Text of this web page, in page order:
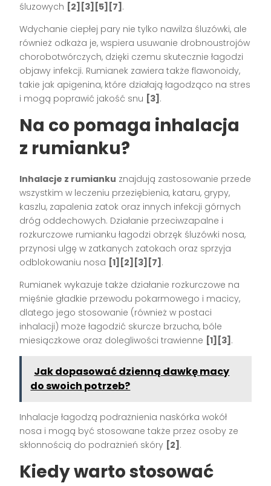
śluzowych [2][3][5][7] .
Wdychanie ciepłej pary nie tylko nawilża śluzówki, ale
również odkaża je, wspiera usuwanie drobnoustrojów
chorobotwórczych, dzięki czemu skutecznie łagodzi
objawy infekcji. Rumianek zawiera także flawonoidy,
takie jak apigenina, które działają łagodząco na stres
i mogą poprawić jakość snu [3] .
Na co pomaga inhalacja
z rumianku?
Inhalacje z rumianku znajdują zastosowanie przede
wszystkim w leczeniu przeziębienia, kataru, grypy,
kaszlu, zapalenia zatok oraz innych infekcji górnych
dróg oddechowych. Działanie przeciwzapalne i
rozkurczowe rumianku łagodzi obrzęk śluzówki nosa,
przynosi ulgę w zatkanych zatokach oraz sprzyja
odblokowaniu nosa [1][2][3][7] .
Rumianek wykazuje także działanie rozkurczowe na
mięśnie gładkie przewodu pokarmowego i macicy,
dlatego jego stosowanie (również w postaci
inhalacji) może łagodzić skurcze brzucha, bóle
miesiączkowe oraz dolegliwości trawienne [1][3] .
Jak dopasować dzienną dawkę macy
do swoich potrzeb?
Inhalacje łagodzą podrażnienia naskórka wokół
nosa i mogą być stosowane także przez osoby ze
skłonnością do podrażnień skóry [2] .
Kiedy warto stosować